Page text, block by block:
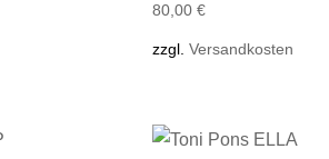
80,00 €
zzgl. Versandkosten